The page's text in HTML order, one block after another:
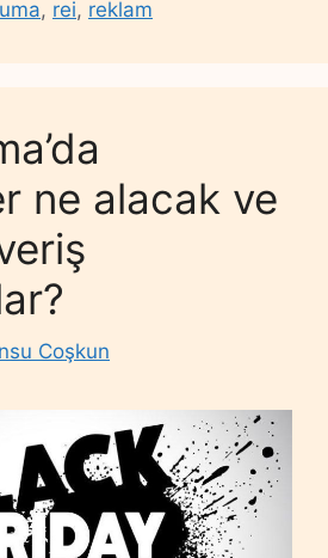
, rei, reklam
ne alacak ve
Coşkun